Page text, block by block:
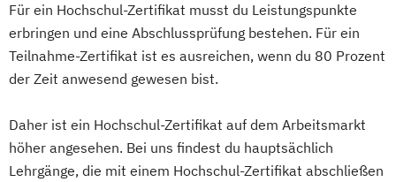
Für ein Hochschul-Zertifikat musst du Leistungspunkte
erbringen und eine Abschlussprüfung bestehen. Für ein
Teilnahme-Zertifikat ist es ausreichen, wenn du 80 Prozent
der Zeit anwesend gewesen bist.
Daher ist ein Hochschul-Zertifikat auf dem Arbeitsmarkt
höher angesehen. Bei uns findest du hauptsächlich
Lehrgänge, die mit einem Hochschul-Zertifikat abschließen